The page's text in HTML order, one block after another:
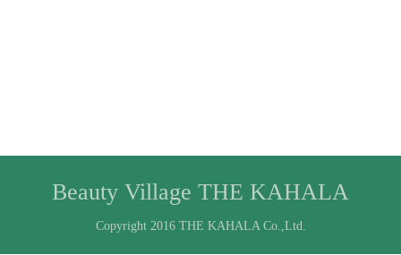
Beauty Village THE KAHALA
Copyright 2016 THE KAHALA Co.,Ltd.